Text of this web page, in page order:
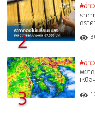
2
#ข่า
ราค
กรา
3
#ข่า
พยา
เหนื